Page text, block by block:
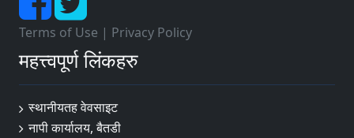
Terms of Use | Privacy Policy
महत्त्वपूर्ण लिंकहरु
स्थानीयतह वेवसाइट
नापी कार्यालय, बैतडी